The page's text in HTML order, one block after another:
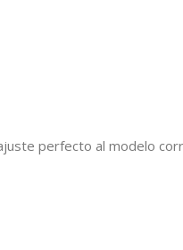
perfecto al modelo